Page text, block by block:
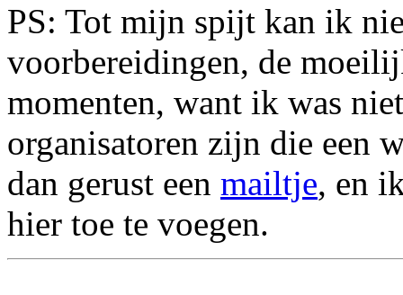
PS: Tot mijn spijt kan ik
voorbereidingen, de
momenten, want ik was
organisatoren zijn die een
dan gerust een mailtje, en
hier toe te voegen.